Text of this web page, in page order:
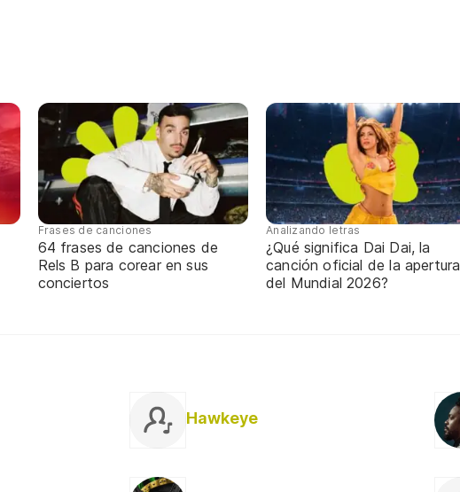
Frases de canciones
64 frases de canciones de
Rels B para corear en sus
conciertos
Analizando letras
¿Qué significa Dai Dai, la
canción oficial de la apertura
del Mundial 2026?
Hawkeye